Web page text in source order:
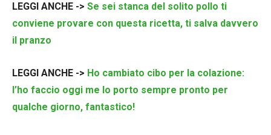
LEGGI ANCHE -> Se sei stanca del solito pollo ti
conviene provare con questa ricetta, ti salva davvero
il pranzo
LEGGI ANCHE -> Ho cambiato cibo per la colazione:
l’ho faccio oggi me lo porto sempre pronto per
qualche giorno, fantastico!